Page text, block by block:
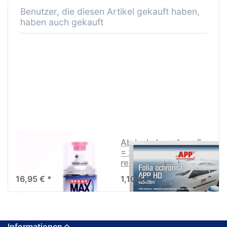
Benutzer, die diesen Artikel gekauft haben,
haben auch gekauft
SprayMax 2K Klarlack
16,95 € *
Abdeckplane 4m x 5m
= 20m² PE "extrem
reissfest"
1,10 € *